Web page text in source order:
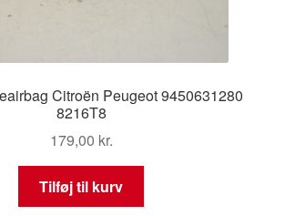
Citroën Peugeot 9450631280
8216T8
179,00 kr.
Tilføj til kurv